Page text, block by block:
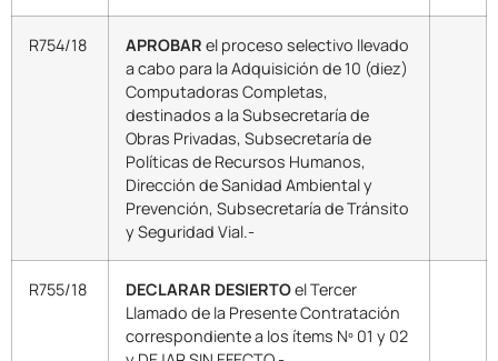
R754/18 APROBAR el proceso selectivo llevado
a cabo para la Adquisición de 10 (diez)
Computadoras Completas,
destinados a la Subsecretaría de
Obras Privadas, Subsecretaría de
Políticas de Recursos Humanos,
Dirección de Sanidad Ambiental y
Prevención, Subsecretaría de Tránsito
y Seguridad Vial.-
R755/18 DECLARAR DESIERTOel Tercer
Llamado de la Presente Contratación
correspondiente a los ítems Nº 01 y 02